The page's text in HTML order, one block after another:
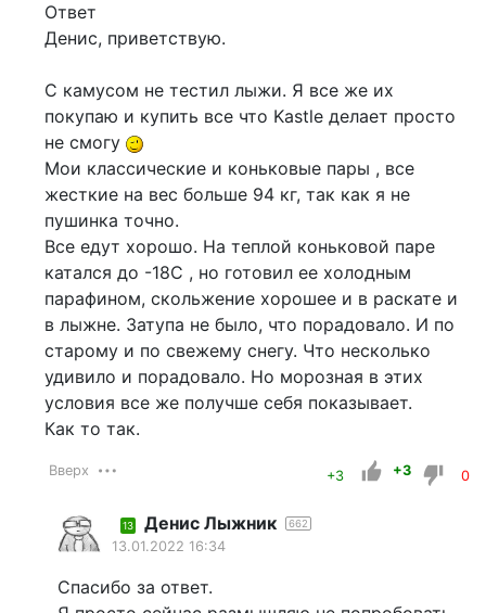
Ответ
Денис, приветствую.
С камусом не тестил лыжи. Я все же их
покупаю и купить все что Kastle делает просто
не смогу
Мои классические и коньковые пары , все
жесткие на вес больше 94 кг, так как я не
пушинка точно.
Все едут хорошо. На теплой коньковой паре
катался до -18С , но готовил ее холодным
парафином, скольжение хорошее и в раскате и
в лыжне. Затупа не было, что порадовало. И по
старому и по свежему снегу. Что несколько
удивило и порадовало. Но морозная в этих
условия все же получше себя показывает.
Как то так.
Вверх +3 +3 0
13 Денис Лыжник 662
13.01.2022 16:34
Спасибо за ответ.